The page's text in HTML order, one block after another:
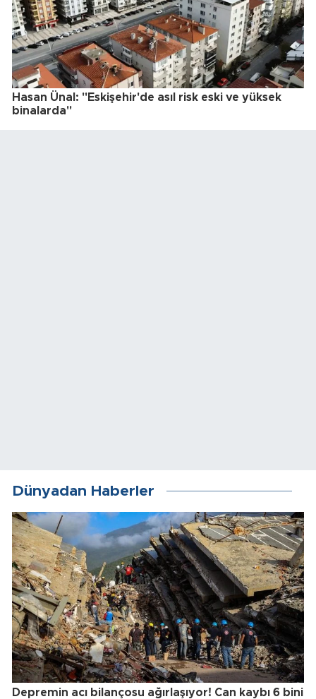
Hasan Ünal: "Eskişehir'de asıl risk eski ve yüksek
binalarda"
Dünyadan Haberler
Depremin acı bilançosu ağırlaşıyor! Can kaybı 6 bini